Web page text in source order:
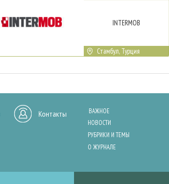
INTERMOB
Стамбул, Турция
Контакты
ВАЖНОЕ
НОВОСТИ
РУБРИКИ И ТЕМЫ
О ЖУРНАЛЕ